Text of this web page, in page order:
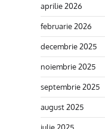
aprilie 2026
februarie 2026
decembrie 2025
noiembrie 2025
septembrie 2025
august 2025
iulie 2025